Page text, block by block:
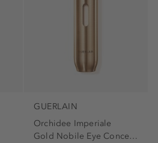
GUERLAIN
Orchidee Imperiale
Gold Nobile Eye Concentrate